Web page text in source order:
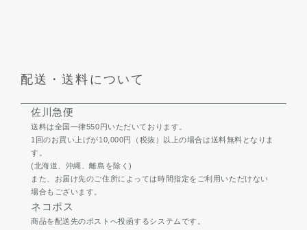
配送・送料について
佐川急便
送料は全国一律550円いただいております。
1回のお買い上げが10,000円（税抜）以上の場合は送料無料となりま
す。
(北海道、沖縄、離島を除く)
また、お届け先のご住所によっては時間指定をご利用いただけない
場合もございます。
ネコポス
商品を配送先のポストへ投函するシステムです。